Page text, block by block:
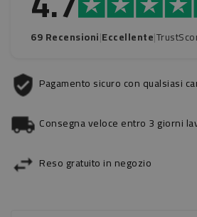
69 Recensioni|Eccellente|
Pagamento sicuro con qualsiasi
Consegna veloce entro 3 giorni
Reso gratuito in negozio